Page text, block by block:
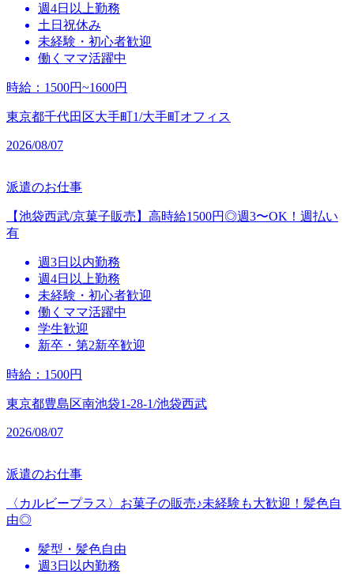
週4日以上勤務
土日祝休み
未経験・初心者歓迎
働くママ活躍中
時給 ： 1500円~1600円
東京都千代田区大手町1/大手町オフィス
2026/08/07
派遣のお仕事
【池袋西武/京菓子販売】高時給1500円◎週3〜OK！週払い
有
週3日以内勤務
週4日以上勤務
未経験・初心者歓迎
働くママ活躍中
学生歓迎
新卒・第2新卒歓迎
時給 ： 1500円
東京都豊島区南池袋1-28-1/池袋西武
2026/08/07
派遣のお仕事
〈カルビープラス〉お菓子の販売♪未経験も大歓迎！髪色自
由◎
髪型・髪色自由
週3日以内勤務